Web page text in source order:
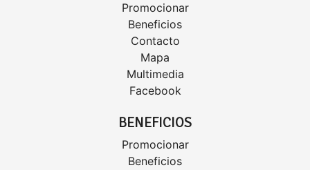
Promocionar
Beneficios
Contacto
Mapa
Multimedia
Facebook
BENEFICIOS
Promocionar
Beneficios